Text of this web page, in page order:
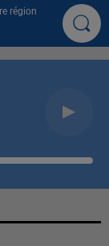
région